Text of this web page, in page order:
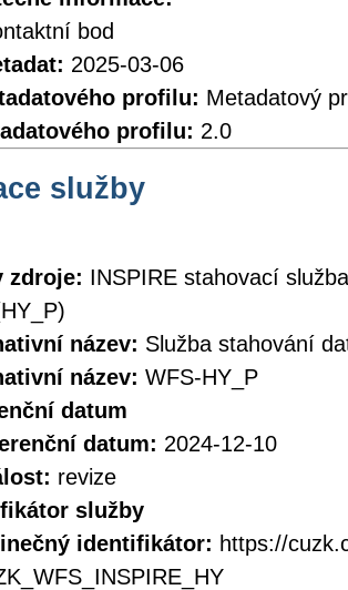
bod
2025-03-06
profilu: Metadatový
profilu: 2.0
služby
zdroje: INSPIRE stahovací
název: Služba stahování
název: WFS-HY_P
datum
datum: 2024-12-10
revize
služby
identifikátor: https://